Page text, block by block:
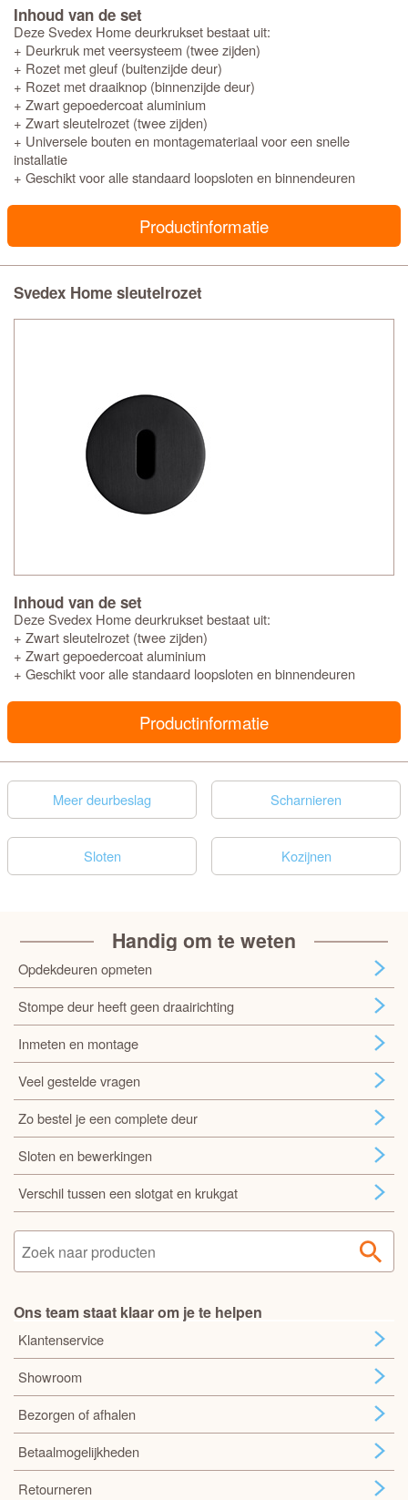
Inhoud van de set
Deze Svedex Home deurkrukset bestaat uit:
+ Deurkruk met veersysteem (twee zijden)
+ Rozet met gleuf (buitenzijde deur)
+ Rozet met draaiknop (binnenzijde deur)
+ Zwart gepoedercoat aluminium
+ Zwart sleutelrozet (twee zijden)
+ Universele bouten en montagemateriaal voor een snelle
installatie
+ Geschikt voor alle standaard loopsloten en binnendeuren
Productinformatie
Svedex Home sleutelrozet
Inhoud van de set
Deze Svedex Home deurkrukset bestaat uit:
+ Zwart sleutelrozet (twee zijden)
+ Zwart gepoedercoat aluminium
+ Geschikt voor alle standaard loopsloten en binnendeuren
Productinformatie
Meer deurbeslag Scharnieren
Sloten Kozijnen
Handig om te weten
Opdekdeuren opmeten
Stompe deur heeft geen draairichting
Inmeten en montage
Veel gestelde vragen
Zo bestel je een complete deur
Sloten en bewerkingen
Verschil tussen een slotgat en krukgat
Ons team staat klaar om je te helpen
Klantenservice
Showroom
Bezorgen of afhalen
Betaalmogelijkheden
Retourneren